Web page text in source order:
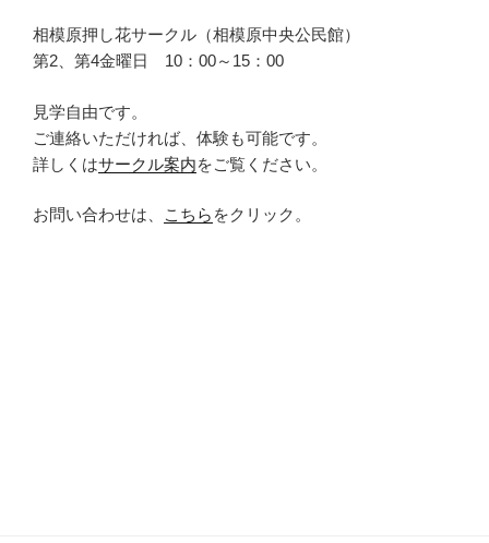
相模原押し花サークル（相模原中央公民館）
第2、第4金曜日 10：00～15：00
見学自由です。
ご連絡いただければ、体験も可能です。
詳しくはサークル案内をご覧ください。
お問い合わせは、 こちら をクリック。